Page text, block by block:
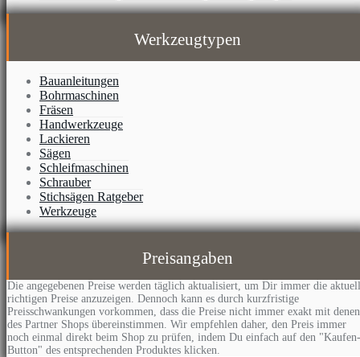
Werkzeugtypen
Bauanleitungen
Bohrmaschinen
Fräsen
Handwerkzeuge
Lackieren
Sägen
Schleifmaschinen
Schrauber
Stichsägen Ratgeber
Werkzeuge
Preisangaben
Die angegebenen Preise werden täglich aktualisiert, um Dir immer die aktuell
richtigen Preise anzuzeigen. Dennoch kann es durch kurzfristige
Preisschwankungen vorkommen, dass die Preise nicht immer exakt mit denen
des Partner Shops übereinstimmen. Wir empfehlen daher, den Preis immer
noch einmal direkt beim Shop zu prüfen, indem Du einfach auf den "Kaufen-
Button" des entsprechenden Produktes klicken.